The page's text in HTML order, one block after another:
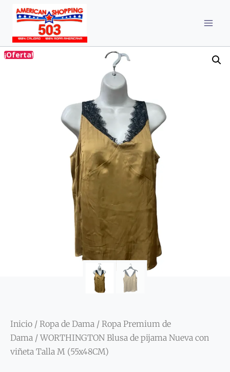
¡Oferta!
Inicio / Ropa de Dama / Ropa Premium de
Dama / WORTHINGTON Blusa de pijama Nueva con
viñeta Talla M (55x48CM)